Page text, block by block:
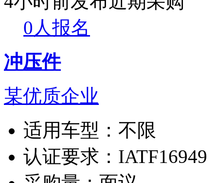
0人报名
冲压件
某优质企业
适用车型： 不限
认证要求： IATF16949